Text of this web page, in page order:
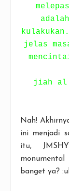
jelas
Nah!
ini menjadi
itu,
monumental
banget ya?